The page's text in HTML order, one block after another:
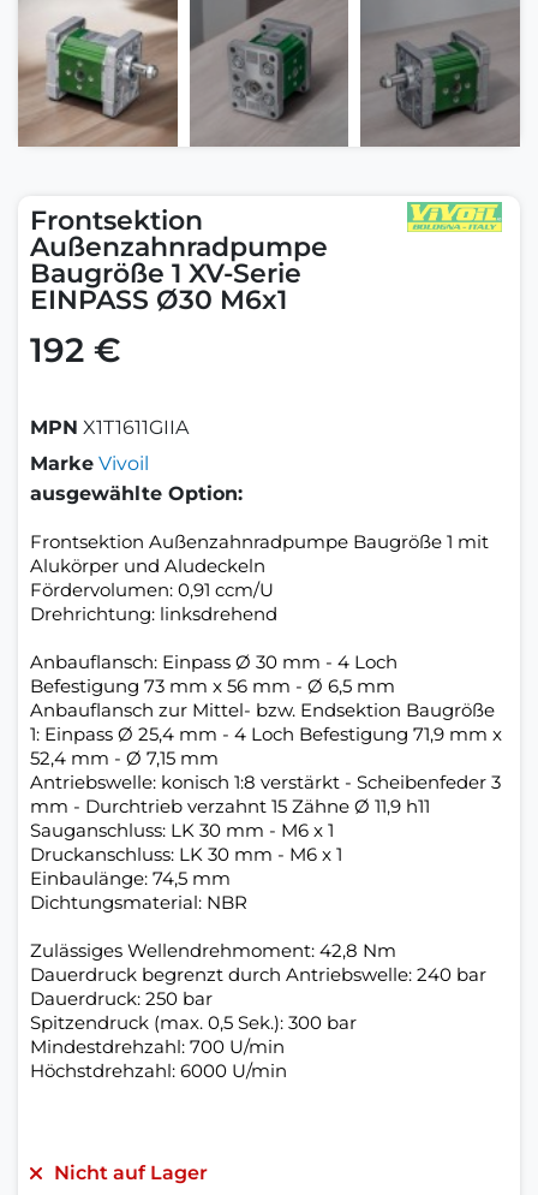
Frontsektion
Außenzahnradpumpe
Baugröße 1 XV-Serie
EINPASS Ø30 M6x1
192 €
MPN X1T1611GIIA
Marke Vivoil
ausgewählte Option:
Frontsektion Außenzahnradpumpe Baugröße 1 mit
Alukörper und Aludeckeln
Fördervolumen: 0,91 ccm/U
Drehrichtung: linksdrehend
Anbauflansch: Einpass Ø 30 mm - 4 Loch
Befestigung 73 mm x 56 mm - Ø 6,5 mm
Anbauflansch zur Mittel- bzw. Endsektion Baugröße
1: Einpass Ø 25,4 mm - 4 Loch Befestigung 71,9 mm x
52,4 mm - Ø 7,15 mm
Antriebswelle: konisch 1:8 verstärkt - Scheibenfeder 3
mm - Durchtrieb verzahnt 15 Zähne Ø 11,9 h11
Sauganschluss: LK 30 mm - M6 x 1
Druckanschluss: LK 30 mm - M6 x 1
Einbaulänge: 74,5 mm
Dichtungsmaterial: NBR
Zulässiges Wellendrehmoment: 42,8 Nm
Dauerdruck begrenzt durch Antriebswelle: 240 bar
Dauerdruck: 250 bar
Spitzendruck (max. 0,5 Sek.): 300 bar
Mindestdrehzahl: 700 U/min
Höchstdrehzahl: 6000 U/min
Nicht auf Lager